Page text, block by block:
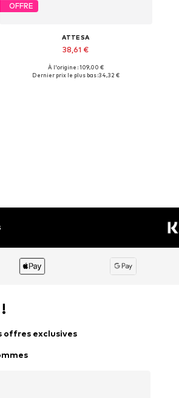
OFFRE
ATTESA
38,61 €
Tailles disponibles: 42
À l'origine : 109,00 €
Dernier prix le plus bas :34,32 €
offres exclusives